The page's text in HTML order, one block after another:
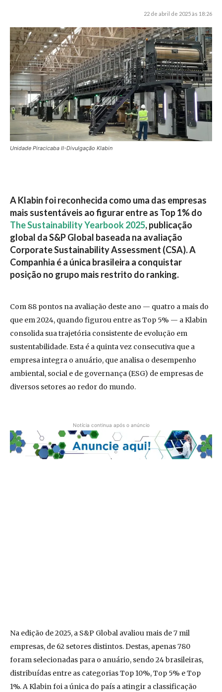
22 de abril de 2025 às 18:26
Unidade Piracicaba II-Divulgação Klabin
A Klabin foi reconhecida como uma das empresas
mais sustentáveis ao figurar entre as Top 1% do
The Sustainability Yearbook 2025, publicação
global da S&P Global baseada na avaliação
Corporate Sustainability Assessment (CSA). A
Companhia é a única brasileira a conquistar
posição no grupo mais restrito do ranking.
Com 88 pontos na avaliação deste ano — quatro a mais do
que em 2024, quando figurou entre as Top 5% — a Klabin
consolida sua trajetória consistente de evolução em
sustentabilidade. Esta é a quinta vez consecutiva que a
empresa integra o anuário, que analisa o desempenho
ambiental, social e de governança (ESG) de empresas de
diversos setores ao redor do mundo.
Notícia continua após o anúncio
Na edição de 2025, a S&P Global avaliou mais de 7 mil
empresas, de 62 setores distintos. Destas, apenas 780
foram selecionadas para o anuário, sendo 24 brasileiras,
distribuídas entre as categorias Top 10%, Top 5% e Top
1%. A Klabin foi a única do país a atingir a classificação